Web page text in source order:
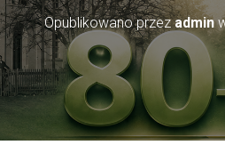
Opublikowano przezadmin